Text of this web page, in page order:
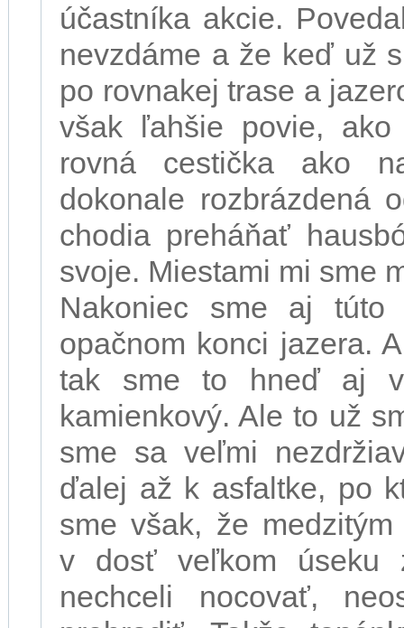
účastníka akcie.
nevzdáme a že keď už
po rovnakej trase a
však ľahšie povie,
rovná cestička ako
dokonale rozbrázdená
chodia preháňať
svoje. Miestami mi sme
Nakoniec sme aj
opačnom konci jazera.
tak sme to hneď aj
kamienkový. Ale to už
sme sa veľmi
ďalej až k asfaltke, po
sme však, že
v dosť veľkom úseku
nechceli nocovať,